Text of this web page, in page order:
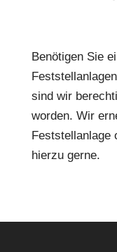
Benötigen Sie
sind wir
worden. Wir
Feststellanlage
hierzu gerne.